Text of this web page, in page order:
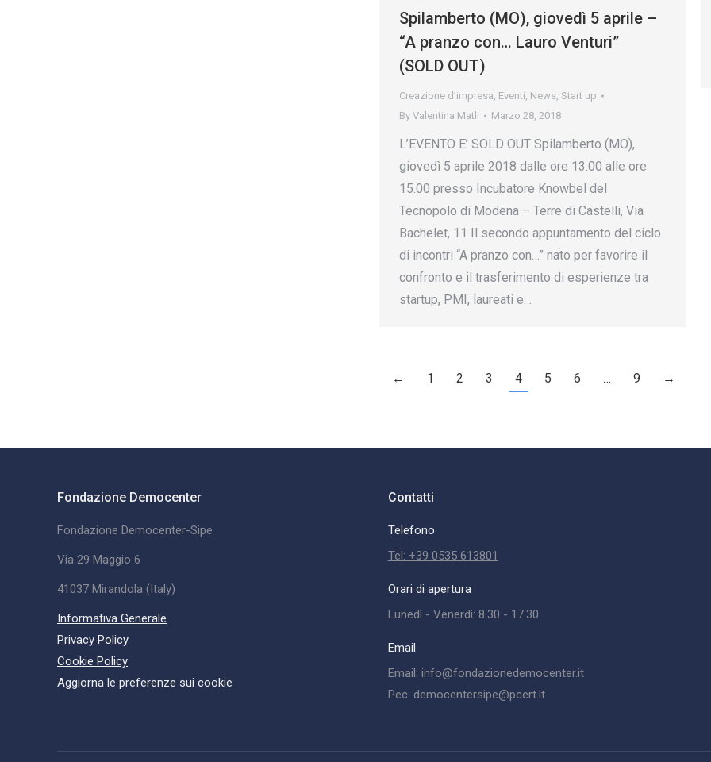
Spilamberto (MO), giovedì 5 aprile –
“A pranzo con… Lauro Venturi”
(SOLD OUT)
Creazione d’impresa, Eventi, News, Start up
By Valentina Matli Marzo 28, 2018
L’EVENTO E’ SOLD OUT Spilamberto (MO),
giovedì 5 aprile 2018 dalle ore 13.00 alle ore
15.00 presso Incubatore Knowbel del
Tecnopolo di Modena – Terre di Castelli, Via
Bachelet, 11 Il secondo appuntamento del ciclo
di incontri “A pranzo con…” nato per favorire il
confronto e il trasferimento di esperienze tra
startup, PMI, laureati e…
← 1 2 3 4 5 6 … 9 →
Fondazione Democenter
Fondazione Democenter-Sipe
Via 29 Maggio 6
41037 Mirandola (Italy)
Informativa Generale
Privacy Policy
Cookie Policy
Aggiorna le preferenze sui cookie
Contatti
Telefono
Tel: +39 0535 613801
Orari di apertura
Lunedì - Venerdì: 8.30 - 17.30
Email
Email: info@fondazionedemocenter.it
Pec: democentersipe@pcert.it